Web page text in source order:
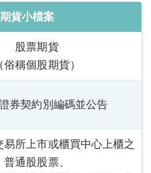
貨小檔案
股票期貨
（俗稱個股期貨）
券契約別編碼並公告
易所上市或櫃買中心上櫃之
普通股股票、